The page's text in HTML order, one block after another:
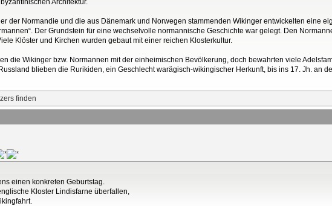
Architektur.
der Normandie und die aus Dänemark und Norwegen stammenden Wikinger entwickelten eine
Der Grundstein für eine wechselvolle normannische Geschichte war gelegt. Den
Klöster und Kirchen wurden gebaut mit einer reichen Klosterkultur.
die Wikinger bzw. Normannen mit der einheimischen Bevölkerung, doch bewahrten viele
blieben die Rurikiden, ein Geschlecht warägisch-wikingischer Herkunft, bis ins 17. Jh. an
einen konkreten Geburtstag.
Kloster Lindisfarne überfallen,